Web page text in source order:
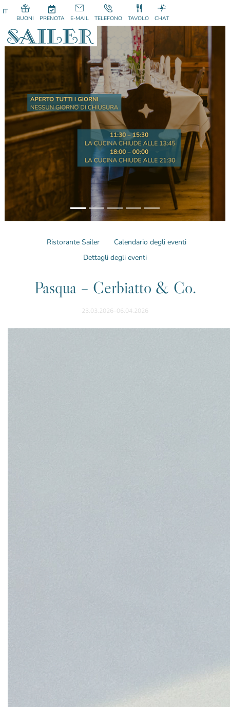
BUONI PRENOTA E-MAIL TELEFONO TAVOLO CHAT
Previous Next
Ristorante Sailer
Calendario degli eventi
Dettagli degli eventi
Pasqua – Cerbiatto & Co.
23.03.2026–06.04.2026